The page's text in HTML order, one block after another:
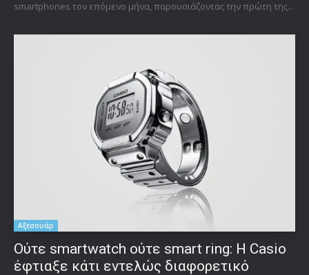
smartphones τον επόμενο μήνα, παρουσιάζοντας την πρώτη της...
Αξεσουάρ
Ούτε smartwatch ούτε smart ring: Η Casio
έφτιαξε κάτι εντελώς διαφορετικό